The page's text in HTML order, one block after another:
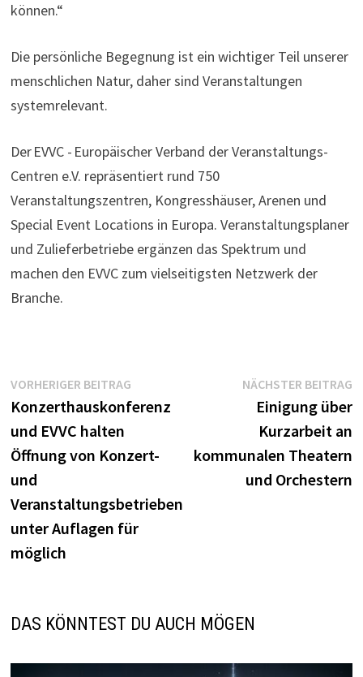
können.“
Die persönliche Begegnung ist ein wichtiger Teil unserer
menschlichen Natur, daher sind Veranstaltungen
systemrelevant.
Der EVVC - Europäischer Verband der Veranstaltungs-
Centren e.V. repräsentiert rund 750
Veranstaltungszentren, Kongresshäuser, Arenen und
Special Event Locations in Europa. Veranstaltungsplaner
und Zulieferbetriebe ergänzen das Spektrum und
machen den EVVC zum vielseitigsten Netzwerk der
Branche.
Beitragsnavigation
VORHERIGER BEITRAG
Beitrag:
Konzerthauskonferenz
und EVVC halten
Öffnung von Konzert-
und
Veranstaltungsbetrieben
unter Auflagen für
möglich
NÄCHSTER BEITRAG
Einigung über
Kurzarbeit an
kommunalen Theatern
und Orchestern
DAS KÖNNTEST DU AUCH MÖGEN